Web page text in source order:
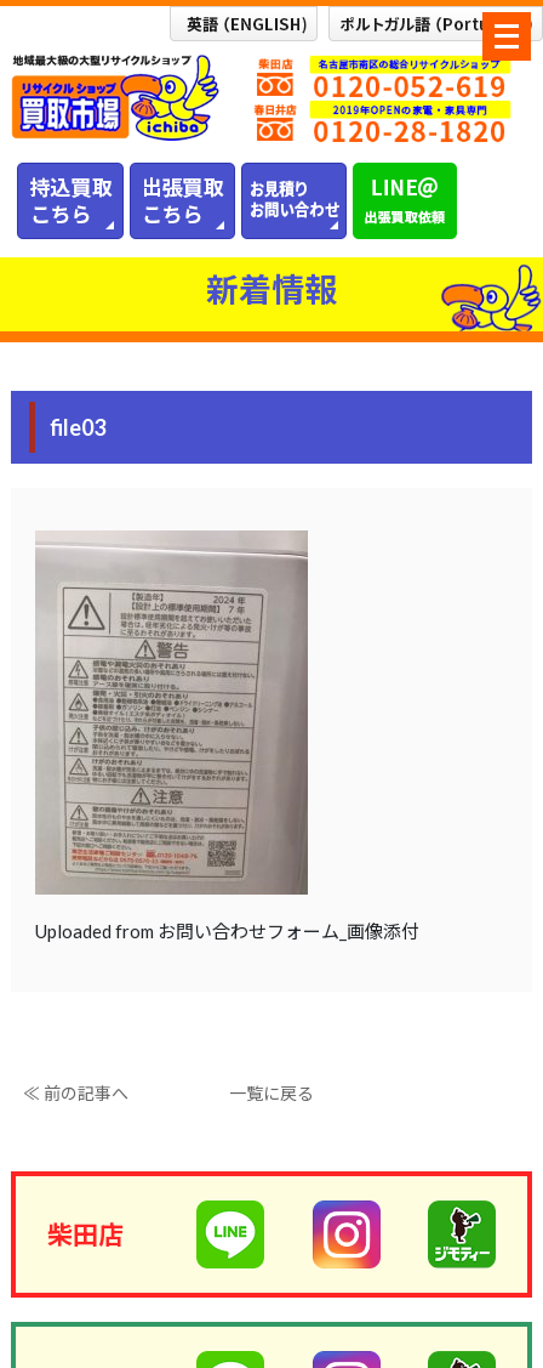
メ
ニ
ュ
ー
新着情報
file03
Uploaded from お問い合わせフォーム_画像添付
≪ 前の記事へ 一覧に戻る
柴田店